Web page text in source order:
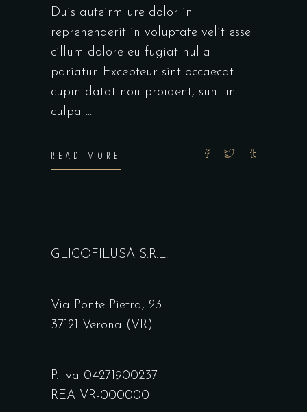
Duis auteirm ure dolor in
reprehenderit in voluptate velit esse
cillum dolore eu fugiat nulla
pariatur. Excepteur sint occaecat
cupin datat non proident, sunt in
culpa
READ MORE
GLICOFILUSA S.R.L.
Via Ponte Pietra, 23
37121 Verona (VR)
P. Iva 04271900237
REA VR-000000